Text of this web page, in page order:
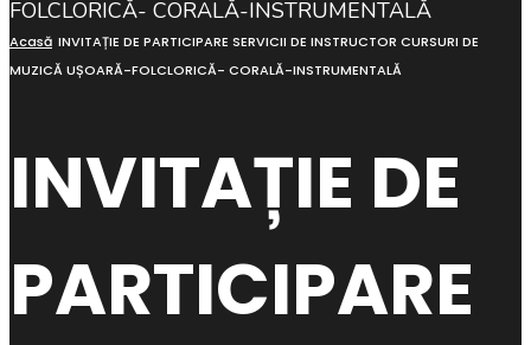
Acasă INVITAȚIE DE PARTICIPARE SERVICII DE INSTRUCTOR CURSURI DE
MUZICĂ UȘOARĂ-FOLCLORICĂ- CORALĂ-INSTRUMENTALĂ
INVITAȚIE DE
PARTICIPARE